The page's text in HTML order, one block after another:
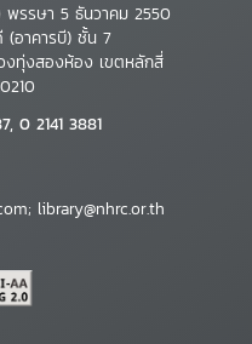
พรรษา 5 ธันวาคม 2550
(อาคารบี) ชั้น 7
ทุ่งสองห้อง เขตหลักสี่
0 2141 3881
library@nhrc.or.th